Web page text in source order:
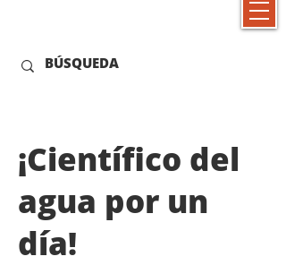
¡Científico del
agua por un
día!